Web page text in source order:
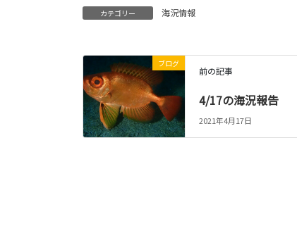
カテゴリー 海況情報
ブログ
前の記事
4/17の海況報告
2021年4月17日